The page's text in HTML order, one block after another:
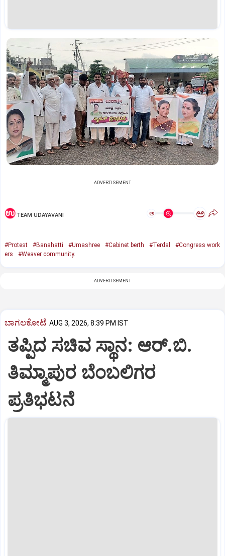
ADVERTISEMENT
TEAM UDAYAVANI ಅ ಅ
#Protest #Banahatti #Umashree #Cabinet berth #Terdal
#Congress work
ers
#Weaver community.
ADVERTISEMENT
ಬಾಗಲಕೋಟೆ AUG 3, 2026, 8:39 PM IST
ತಪ್ಪಿದ ಸಚಿವ ಸ್ಥಾನ: ಆರ್.ಬಿ.
ತಿಮ್ಮಾಪುರ ಬೆಂಬಲಿಗರ
ಪ್ರತಿಭಟನೆ